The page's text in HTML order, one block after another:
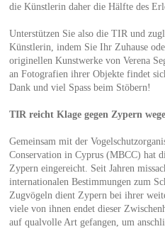
die Künstlerin daher die Hälfte des
Unterstützen Sie also die TIR und
Künstlerin, indem Sie Ihr Zuhause
originellen Kunstwerke von Verena
an Fotografien ihrer Objekte findet
Dank und viel Spass beim Stöbern!
TIR reicht Klage gegen Zypern
Gemeinsam mit der
Conservation in Cyprus (MBCC) hat
Zypern eingereicht. Seit Jahren
internationalen Bestimmungen zum
Zugvögeln dient Zypern bei ihrer
viele von ihnen endet dieser
auf qualvolle Art gefangen, um